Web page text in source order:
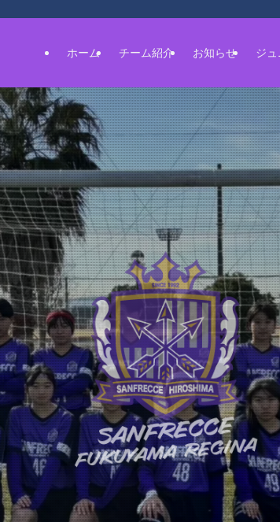
ホーム チーム紹介 お知らせ ジ